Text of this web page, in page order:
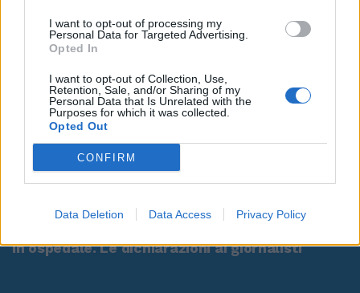
I want to opt-out of processing my
Personal Data for Targeted Advertising.
Opted In
I want to opt-out of Collection, Use,
Retention, Sale, and/or Sharing of my
Personal Data that Is Unrelated with the
Purposes for which it was collected.
Opted Out
CONFIRM
Data Deletion Data Access Privacy Policy
00:00 01:16
in ospedale. Le dichiarazioni ai giornalisti